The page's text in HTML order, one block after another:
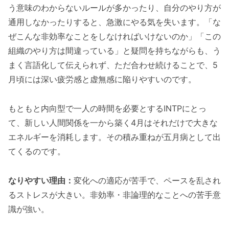
う意味のわからないルールが多かったり、自分のやり方が
通用しなかったりすると、急激にやる気を失います。「な
ぜこんな非効率なことをしなければいけないのか」「この
組織のやり方は間違っている」と疑問を持ちながらも、う
まく言語化して伝えられず、ただ合わせ続けることで、5
月頃には深い疲労感と虚無感に陥りやすいのです。
もともと内向型で一人の時間を必要とするINTPにとっ
て、新しい人間関係を一から築く4月はそれだけで大きな
エネルギーを消耗します。その積み重ねが五月病として出
てくるのです。
なりやすい理由： 変化への適応が苦手で、ペースを乱され
るストレスが大きい。非効率・非論理的なことへの苦手意
識が強い。